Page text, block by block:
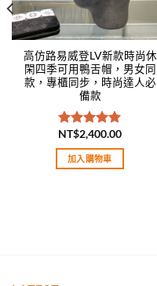
高仿路易威登LV新款時尚休
閑四季可用鴨舌帽，男女同
款，專櫃同步，時尚達人必
備款
評分5.00
滿分 5
NT$2,400.00
加入購物車